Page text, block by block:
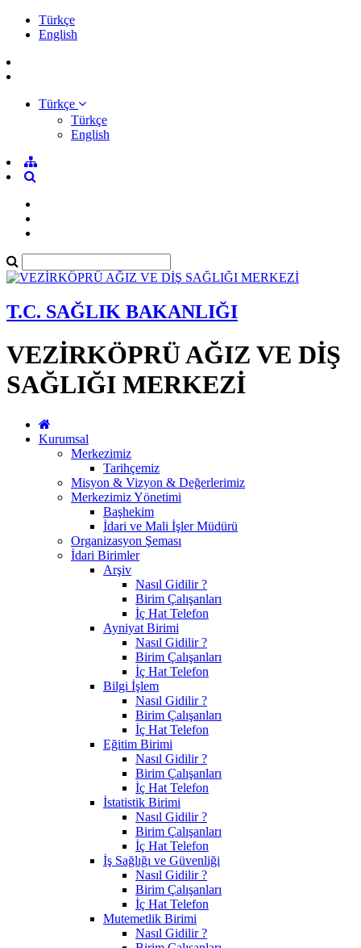
Türkçe
English
Türkçe
Türkçe
English
T.C. SAĞLIK BAKANLIĞI
VEZİRKÖPRÜ AĞIZ VE DİŞ
SAĞLIĞI MERKEZİ
Kurumsal
Merkezimiz
Tarihçemiz
Misyon & Vizyon & Değerlerimiz
Merkezimiz Yönetimi
Başhekim
İdari ve Mali İşler Müdürü
Organizasyon Şeması
İdari Birimler
Arşiv
Nasıl Gidilir ?
Birim Çalışanları
İç Hat Telefon
Ayniyat Birimi
Nasıl Gidilir ?
Birim Çalışanları
İç Hat Telefon
Bilgi İşlem
Nasıl Gidilir ?
Birim Çalışanları
İç Hat Telefon
Eğitim Birimi
Nasıl Gidilir ?
Birim Çalışanları
İç Hat Telefon
İstatistik Birimi
Nasıl Gidilir ?
Birim Çalışanları
İç Hat Telefon
İş Sağlığı ve Güvenliği
Nasıl Gidilir ?
Birim Çalışanları
İç Hat Telefon
Mutemetlik Birimi
Nasıl Gidilir ?